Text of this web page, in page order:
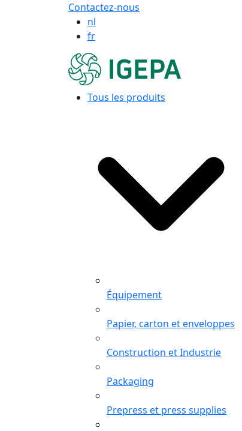
Contactez-nous
nl
fr
Tous les produits
Équipement
Papier, carton et enveloppes
Construction et Industrie
Packaging
Prepress et press supplies